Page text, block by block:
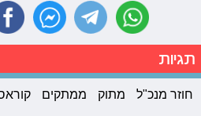
תגיות
חוזר מנכ"ל מתוק ממתקים